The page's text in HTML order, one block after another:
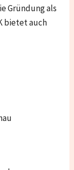
Gründung als
bietet auch